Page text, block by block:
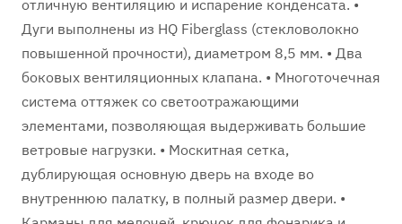
отличную вентиляцию и испарение конденсата. •
Дуги выполнены из HQ Fiberglass (стекловолокно
повышенной прочности), диаметром 8,5 мм. • Два
боковых вентиляционных клапана. • Многоточечная
система оттяжек со светоотражающими
элементами, позволяющая выдерживать большие
ветровые нагрузки. • Москитная сетка,
дублирующая основную дверь на входе во
внутреннюю палатку, в полный размер двери. •